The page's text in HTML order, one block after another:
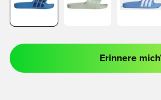
Erinnere mich